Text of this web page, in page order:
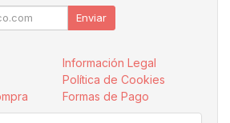
Enviar
Información Legal
Política de Cookies
Formas de Pago